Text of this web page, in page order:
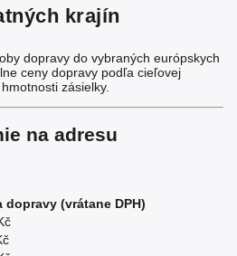
krajín
dopravy do vybraných európskych
ceny dopravy podľa cieľovej
zásielky.
na adresu
dopravy (vrátane DPH)